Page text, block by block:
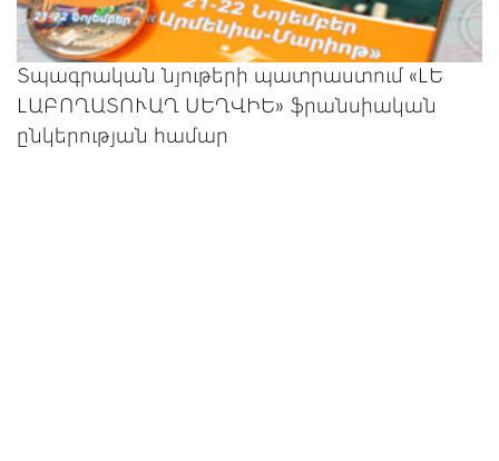
Տպագրական նյութերի պատրաստում «ԼԵ
ԼԱԲՈՂԱՏՈՒԱՂ ՍԵՂՎԻԵ» ֆրանսիական
ընկերության համար